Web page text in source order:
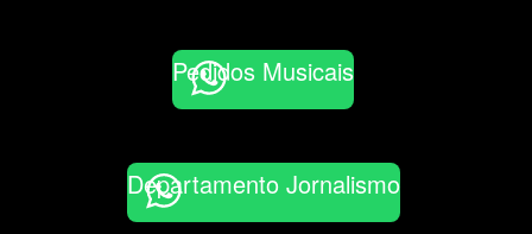
Pedidos Musicais
Departamento Jornalismo